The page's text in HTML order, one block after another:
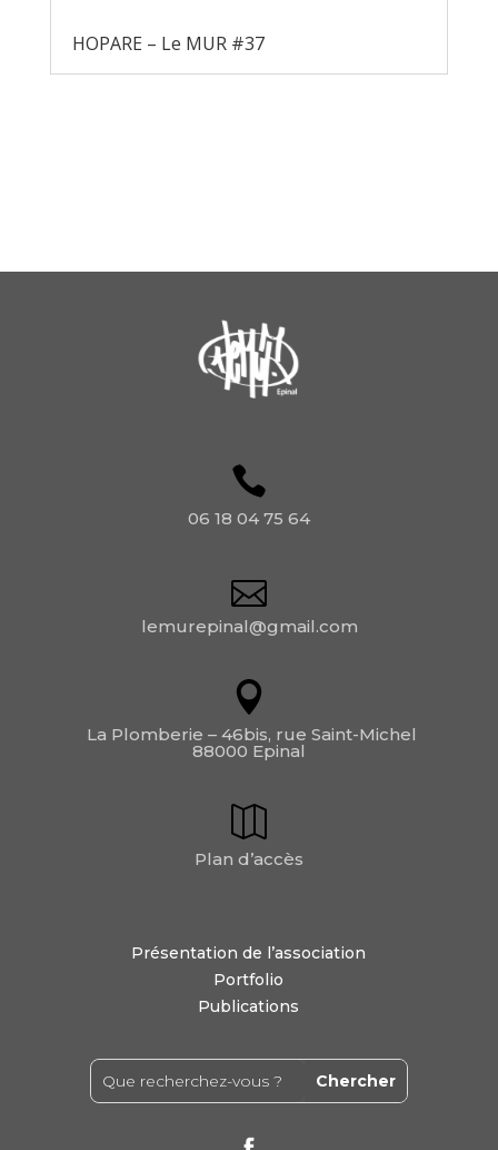
HOPARE – Le MUR #37
06 18 04 75 64
lemurepinal@gmail.com
La Plomberie – 46bis, rue Saint-Michel
88000 Epinal
Plan d’accès
Présentation de l’association
Portfolio
Publications